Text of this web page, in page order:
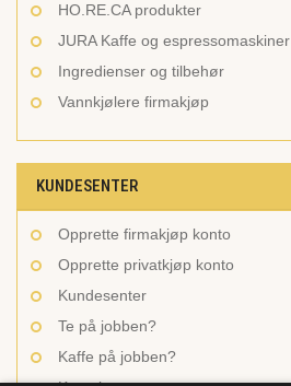
HO.RE.CA produkter
JURA Kaffe og espressomaskiner
Ingredienser og tilbehør
Vannkjølere firmakjøp
KUNDESENTER
Opprette firmakjøp konto
Opprette privatkjøp konto
Kundesenter
Te på jobben?
Kaffe på jobben?